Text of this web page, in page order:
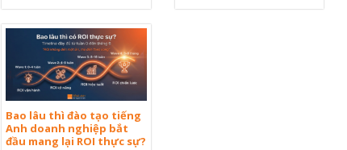
Bao lâu thì đào tạo tiếng
Anh doanh nghiệp bắt
đầu mang lại ROI thực sự?